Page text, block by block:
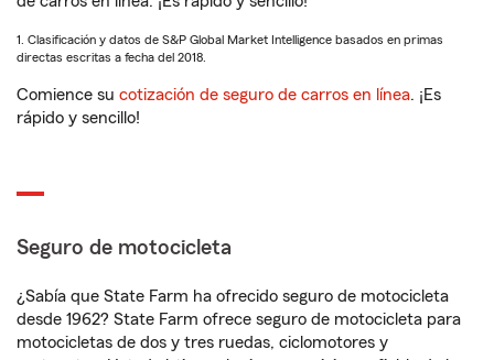
1. Clasificación y datos de S&P Global Market Intelligence basados en primas
directas escritas a fecha del 2018.
Comience su cotización de seguro de carros en línea. ¡Es
rápido y sencillo!
Seguro de motocicleta
¿Sabía que State Farm ha ofrecido seguro de motocicleta
desde 1962? State Farm ofrece seguro de motocicleta para
motocicletas de dos y tres ruedas, ciclomotores y